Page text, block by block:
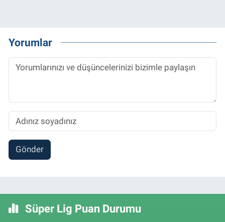
Yorumlar
Gönder
Süper Lig Puan Durumu